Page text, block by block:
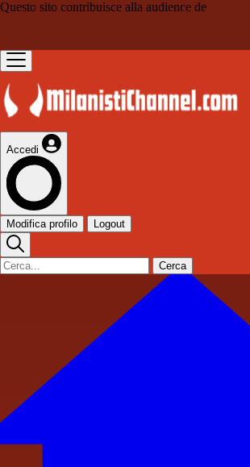
Questo sito contribuisce alla audience de
Accedi
Modifica profilo Logout
Cerca